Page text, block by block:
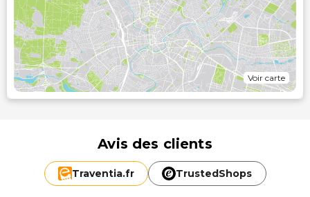
Voir carte
Avis des clients
Traventia.fr TrustedShops